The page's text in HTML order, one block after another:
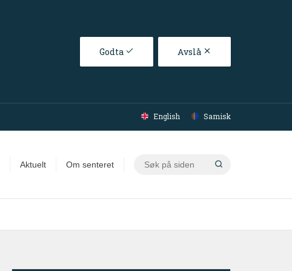
Godta Avslå
English Samisk
Aktuelt Om senteret
Søk